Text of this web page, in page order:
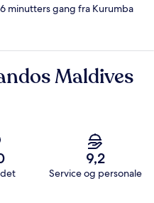
minutters gang fra Kurumba
Maldives
9,2
Service og personale